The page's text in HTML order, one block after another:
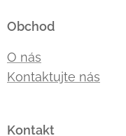
Obchod
O nás
Kontaktujte nás
Kontakt